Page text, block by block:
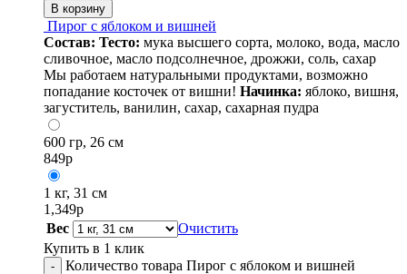
В корзину
Пирог с яблоком и вишней
Состав: Тесто: мука высшего сорта, молоко, вода, масло
сливочное, масло подсолнечное, дрожжи, соль, сахар
Мы работаем натуральными продуктами, возможно
попадание косточек от вишни! Начинка: яблоко, вишня,
загуститель, ванилин, сахар, сахарная пудра
600 гр, 26 см
849р
1 кг, 31 см
1,349р
Вес
Очистить
Купить в 1 клик
- Количество товара Пирог с яблоком и вишней